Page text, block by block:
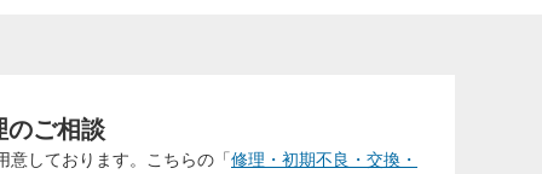
回
のご相談
意しております。こちらの「修理・初期不良・交換・